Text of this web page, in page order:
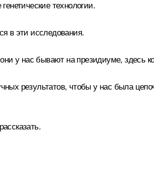
технологии.
в эти исследования.
у нас бывают на президиуме, здесь
результатов, чтобы у нас была